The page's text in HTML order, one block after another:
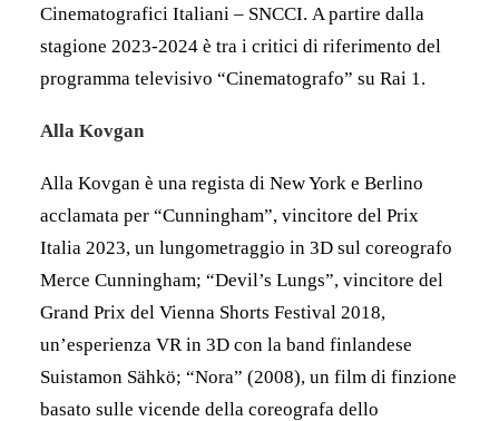
Cinematografici Italiani – SNCCI. A partire dalla
stagione 2023-2024 è tra i critici di riferimento del
programma televisivo “Cinematografo” su Rai 1.
Alla Kovgan
Alla Kovgan è una regista di New York e Berlino
acclamata per “Cunningham”, vincitore del Prix
Italia 2023, un lungometraggio in 3D sul coreografo
Merce Cunningham; “Devil’s Lungs”, vincitore del
Grand Prix del Vienna Shorts Festival 2018,
un’esperienza VR in 3D con la band finlandese
Suistamon Sähkö; “Nora” (2008), un film di finzione
basato sulle vicende della coreografa dello